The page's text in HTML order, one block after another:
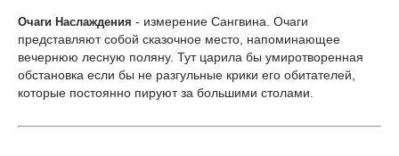
Очаги Наслаждения - измерение Сангвина. Очаги
представляют собой сказочное место, напоминающее
вечернюю лесную поляну. Тут царила бы умиротворенная
обстановка если бы не разгульные крики его обитателей,
которые постоянно пируют за большими столами.